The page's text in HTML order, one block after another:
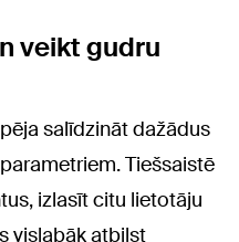
veikt gudru
salīdzināt dažādus
Tiešsaistē
izlasīt citu lietotāju
vislabāk atbilst